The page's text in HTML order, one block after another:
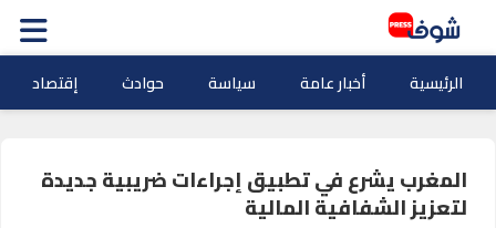
الرئيسية أخبار عامة سياسة حوادث إقتصاد
المغرب يشرع في تطبيق إجراءات ضريبية جديدة
لتعزيز الشفافية المالية